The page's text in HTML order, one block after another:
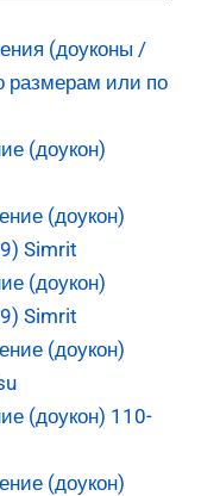
(доукон)
(доукон)
Simrit
(доукон) 110-